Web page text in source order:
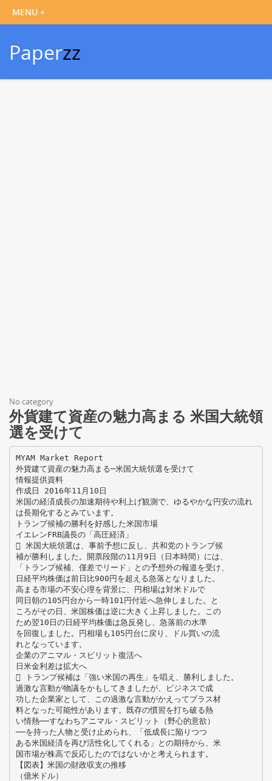
Paperzz
No category
外貨建て資産の魅力高まる 米国大統領
選を受けて
MYAM Market Report
外貨建て資産の魅力高まる─米国大統領選を受けて
情報提供資料
作成日 2016年11月10日
米国の経済成長の加速期待や利上げ観測で、ゆるやかな円安の流れ
は長期化するとみています。
トランプ候補の勝利を好感した米国市場
イエレンFRB議長の「高圧経済」
 米国大統領選は、事前予想に反し、共和党のトランプ候
補が勝利しました。開票段階の11月9日（日本時間）には、
「トランプ候補、僅差でリード」との予想外の報道を受け、
日経平均株価は前日比900円を超える急落となりました。
高まる市場の不安心理を背景に、円相場は対米ドルで
同日朝の105円台から一時101円付近へ急伸しました。と
ころがその日、米国株価は逆に大きく上昇しました。この
ため翌10日の日経平均株価は急反発し、急落前の水準
を回復しました。円相場も105円台に戻り、ドル買いの流
れとなっています。
企業のアニマル・スピリット復活へ
日米金利差は拡大へ
 トランプ候補は「強い米国の再生」を唱え、勝利しました。
過激な言動が物議をかもしてきましたが、ビジネスで成
功した企業家として、この過激な言動がかえってプラス材
料となった可能性があります。既存の慣習を打ち破る熱
い情熱──すなわちアニマル・スピリット（野心的意欲）
──を持った人物と受け止められ、「低成長に陥りつつ
ある米国経済を再び活性化してくれる」との期待から、米
国市場が株高で反応したのではないかと考えられます。
【図表】米国の財政収支の推移
（億米ドル）